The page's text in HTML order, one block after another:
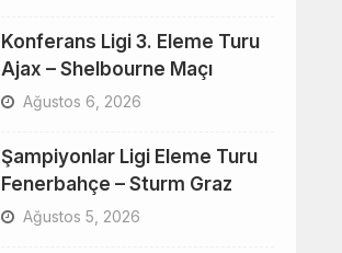
Konferans Ligi 3. Eleme Turu
Ajax – Shelbourne Maçı
Ağustos 6, 2026
Şampiyonlar Ligi Eleme Turu
Fenerbahçe – Sturm Graz
Ağustos 5, 2026